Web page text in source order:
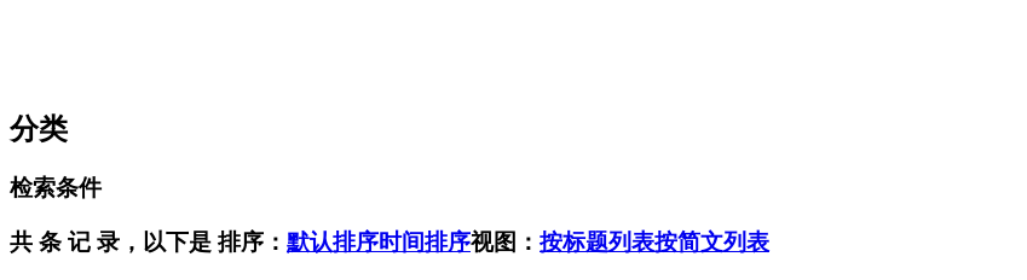
分类
检索条件
共 条 记 录，以下是 排序： 默认排序时间排序视图： 按标题列表按简文列表